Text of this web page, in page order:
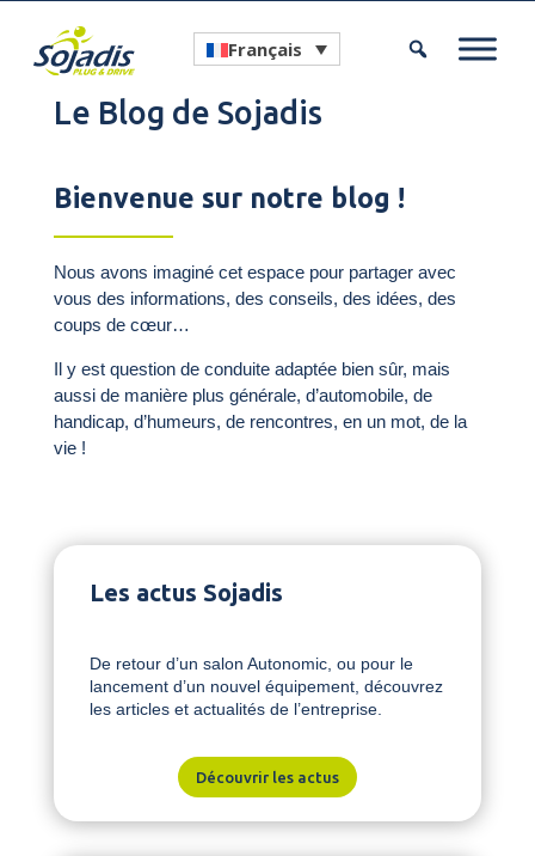
Français
Le Blog de Sojadis
Bienvenue sur notre blog !
Nous avons imaginé cet espace pour partager avec
vous des informations, des conseils, des idées, des
coups de cœur…
Il y est question de conduite adaptée bien sûr, mais
aussi de manière plus générale, d’automobile, de
handicap, d’humeurs, de rencontres, en un mot, de la
vie !
Les actus Sojadis
De retour d’un salon Autonomic, ou pour le
lancement d’un nouvel équipement, découvrez
les articles et actualités de l’entreprise.
Découvrir les actus